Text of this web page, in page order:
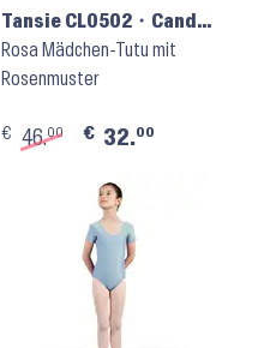
Tansie CL0502 ⬝ Candy
Pink
Rosa Mädchen-Tutu mit
Rosenmuster
€ 46.00 € 32.00